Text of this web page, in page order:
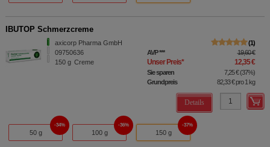
IBUTOP Schmerzcreme
axicorp Pharma GmbH
09750636
150 g Creme
1
AVP*** 19,60 €
Unser Preis* 12,35 €
Sie sparen 7,25 €(37%)
Grundpreis
82,33 €pro 1 kg
Details
50 g
34%
100 g
36%
150 g
37%